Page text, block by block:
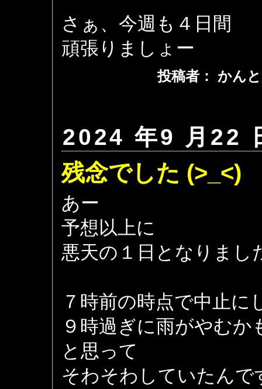
さぁ、今週も４日間
頑張りましょー
投稿者： かん
2024 年9 月22
残念でした (>_<)
あー
予想以上に
悪天の１日となりまし
７時前の時点で中止に
９時過ぎに雨がやむか
と思って
そわそわしていたんで